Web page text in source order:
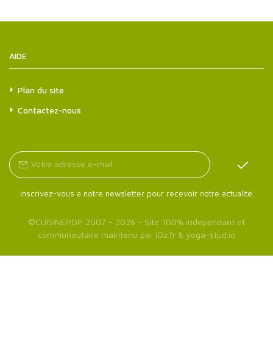
AIDE
Plan du site
Contactez-nous
Inscrivez-vous à notre newsletter pour recevoir notre actualité.
©CUISINEPOP 2007 - 2026 - Site 100% indépendant et
communautaire maintenu par iOz.fr & yoga-stud.io